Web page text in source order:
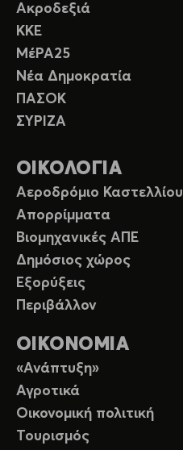
Ακροδεξιά
ΚΚΕ
ΜέΡΑ25
Νέα Δημοκρατία
ΠΑΣΟΚ
ΣΥΡΙΖΑ
ΟΙΚΟΛΟΓΙΑ
Αεροδρόμιο Καστελλίου
Απορρίμματα
Βιομηχανικές ΑΠΕ
Δημόσιος χώρος
Εξορύξεις
Περιβάλλον
ΟΙΚΟΝΟΜΙΑ
«Ανάπτυξη»
Αγροτικά
Οικονομική πολιτική
Τουρισμός